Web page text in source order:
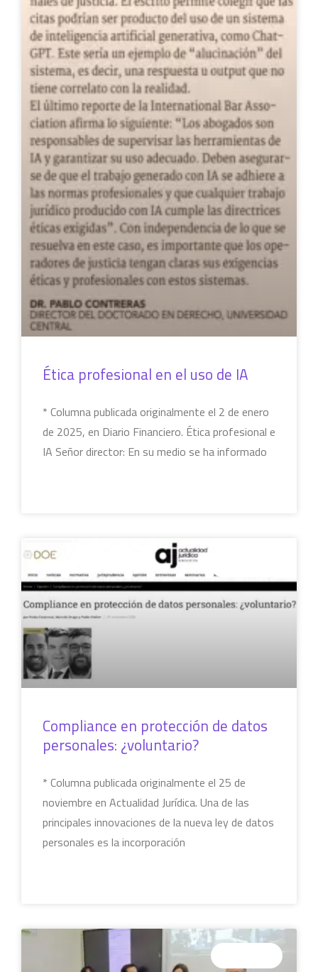
Ética profesional en el uso de IA
* Columna publicada originalmente el 2 de enero
de 2025, en Diario Financiero. Ética profesional e
IA Señor director: En su medio se ha informado
Compliance en protección de datos
personales: ¿voluntario?
* Columna publicada originalmente el 25 de
noviembre en Actualidad Jurídica. Una de las
principales innovaciones de la nueva ley de datos
personales es la incorporación